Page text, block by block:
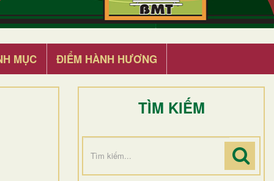
MỤC ĐIỂM HÀNH HƯƠNG
TÌM KIẾM